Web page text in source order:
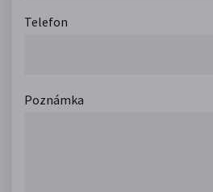
Telefon
Poznámka